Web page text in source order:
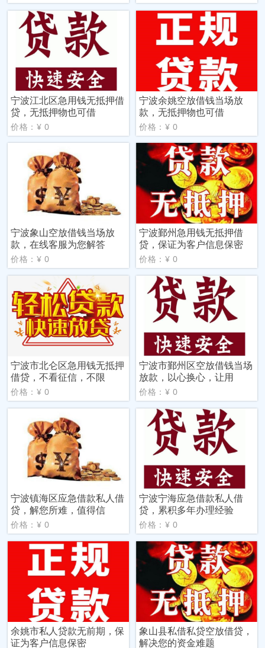
宁波江北区急用钱无抵押借
贷，无抵押物也可借
价格：¥ 0
宁波余姚空放借钱当场放
款，无抵押物也可借
价格：¥ 0
宁波象山空放借钱当场放
款，在线客服为您解答
价格：¥ 0
宁波鄞州急用钱无抵押借
贷，保证为客户信息保密
价格：¥ 0
宁波市北仑区急用钱无抵押
借贷，不看征信，不限
价格：¥ 0
宁波市鄞州区空放借钱当场
放款，以心换心，让用
价格：¥ 0
宁波镇海区应急借款私人借
贷，解您所难，值得信
价格：¥ 0
宁波宁海应急借款私人借
贷，累积多年办理经验
价格：¥ 0
余姚市私人贷款无前期，保
证为客户信息保密
象山县私借私贷空放借贷，
解决您的资金难题